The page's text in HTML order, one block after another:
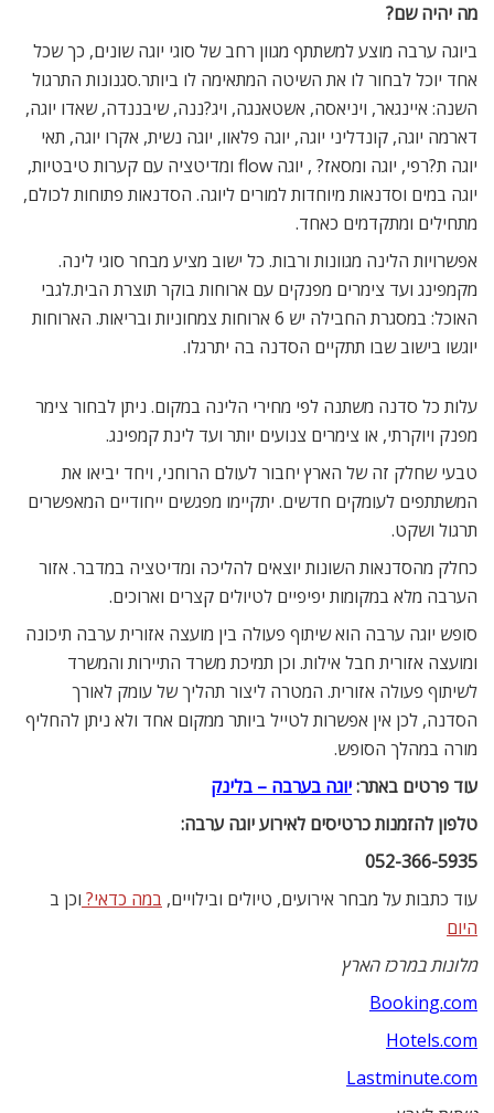
מה יהיה שם?
ביוגה ערבה מוצע למשתתף מגוון רחב של סוגי יוגה שונים, כך שכל
אחד יוכל לבחור לו את השיטה המתאימה לו ביותר.סגנונות התרגול
השנה: איינגאר, ויניאסה, אשטאנגה, ויג?ננה, שיבננדה, שאדו יוגה,
דארמה יוגה, קונדליני יוגה, יוגה פלאוו, יוגה נשית, אקרו יוגה, תאי
יוגה ת?רפי, יוגה ומסאז? , יוגה flow ומדיטציה עם קערות טיבטיות,
יוגה במים וסדנאות מיוחדות למורים ליוגה. הסדנאות פתוחות לכולם,
מתחילים ומתקדמים כאחד.
אפשרויות הלינה מגוונות ורבות. כל ישוב מציע מבחר סוגי לינה.
מקמפינג ועד צימרים מפנקים עם ארוחות בוקר תוצרת הבית.לגבי
האוכל: במסגרת החבילה יש 6 ארוחות צמחוניות ובריאות. הארוחות
יוגשו בישוב שבו תתקיים הסדנה בה יתרגלו.
עלות כל סדנה משתנה לפי מחירי הלינה במקום. ניתן לבחור צימר
מפנק ויוקרתי, או צימרים צנועים יותר ועד לינת קמפינג.
טבעי שחלק זה של הארץ יחבור לעולם הרוחני, ויחד יביאו את
המשתתפים לעומקים חדשים. יתקיימו מפגשים ייחודיים המאפשרים
תרגול ושקט.
כחלק מהסדנאות השונות יוצאים להליכה ומדיטציה במדבר. אזור
הערבה מלא במקומות יפיפיים לטיולים קצרים וארוכים.
סופש יוגה ערבה הוא שיתוף פעולה בין מועצה אזורית ערבה תיכונה
ומועצה אזורית חבל אילות. וכן תמיכת משרד התיירות והמשרד
לשיתוף פעולה אזורית. המטרה ליצור תהליך של עומק לאורך
הסדנה, לכן אין אפשרות לטייל ביותר ממקום אחד ולא ניתן להחליף
מורה במהלך הסופש.
עוד פרטים באתר:יוגה בערבה – בלינק
טלפון להזמנות כרטיסים לאירוע יוגה ערבה:
052-366-5935
עוד כתבות על מבחר אירועים, טיולים ובילויים, במה כדאי? וכן ב
היום
מלונות במרכז הארץ
Booking.com
Hotels.com
Lastminute.com